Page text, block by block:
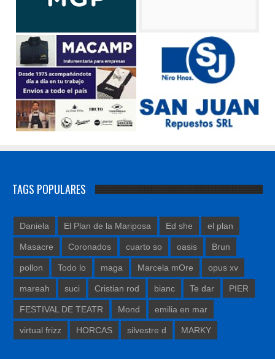
TAGS POPULARES
Daniela El Plan de la Mariposa Ed she el plan
Masacre Coronados cuarto so oasis Brun
pollon Todo lo maga Marcela mOre opus xv
mareah suci Cristian rod bianc Te dar PIER
FESTIVAL DE TEATR Mond emilia en mar
virtual frizz HORCAS silvestre d MARKY